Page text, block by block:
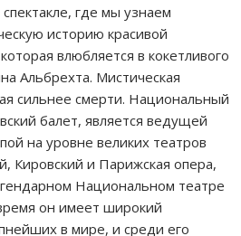
где мы узнаем
историю красивой
влюбляется в кокетливого
Альбрехта. Мистическая
сильнее смерти. Национальный
балет, является ведущей
на уровне великих театров
Кировский и Парижская опера,
Национальном театре
он имеет широкий
в мире, и среди его